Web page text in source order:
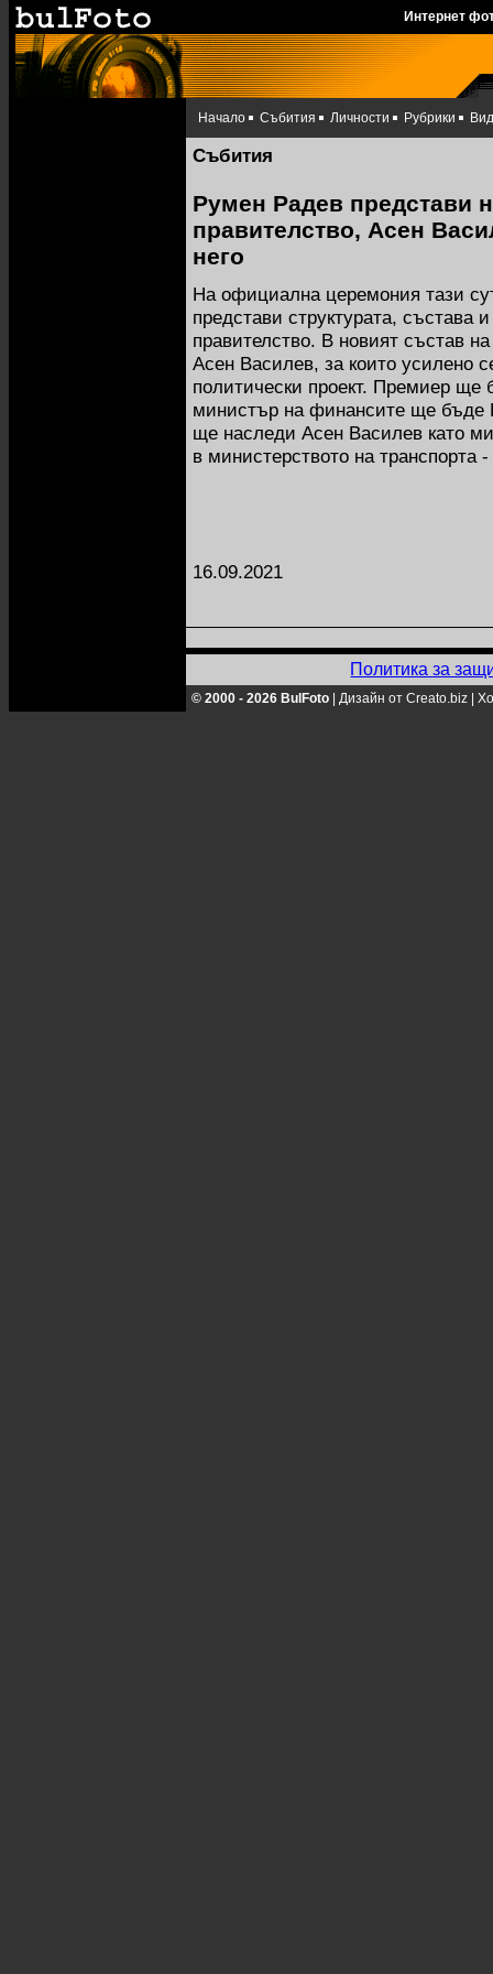
Интернет
Начало Събития Личности Рубрики
Събития
Румен Радев представи
правителство, Асен
него
На официална церемония тази
представи структурата, състава
правителство. В новият състав
Асен Василев, за които усилено
политически проект. Премиер
министър на финансите ще бъде
ще наследи Асен Василев като
в министерството на транспорта
16.09.2021
Политика за
© 2000 - 2026 BulFoto Дизайн от Creato.biz